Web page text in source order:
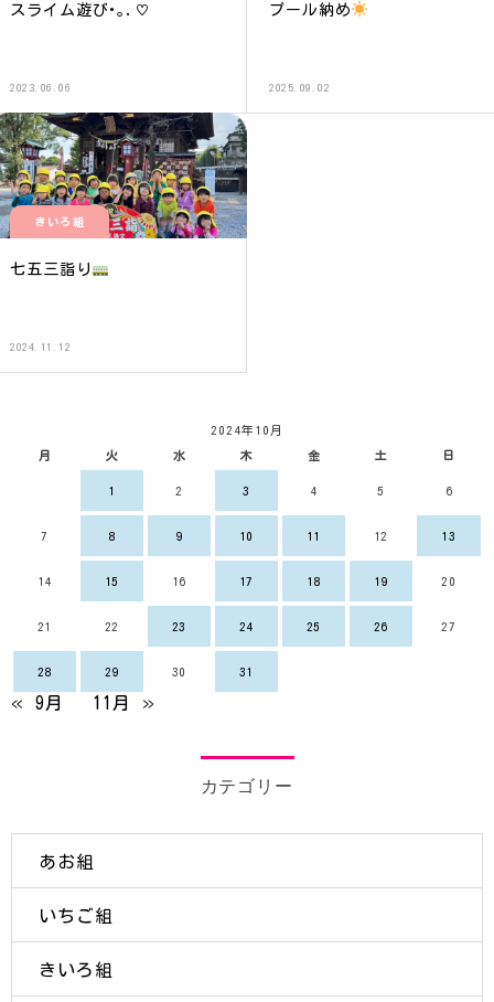
スライム遊び･｡.♡
2023.06.06
プール納め
2025.09.02
きいろ組
七五三詣り
2024.11.12
2024年10月
月 火 水 木 金 土 日
1 2 3 4 5 6
7 8 9 10 11 12 13
14 15 16 17 18 19 20
21 22 23 24 25 26 27
28 29 30 31
« 9月 11月 »
カテゴリー
あお組
いちご組
きいろ組